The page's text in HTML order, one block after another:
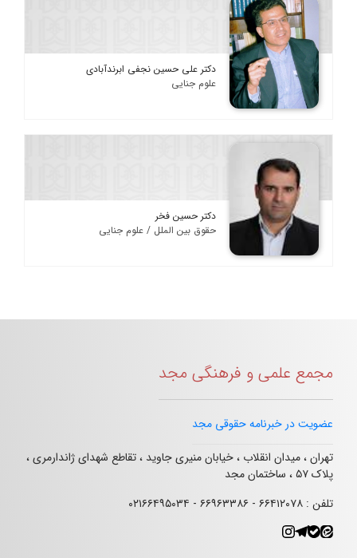
دکتر علی حسین نجفی ابرندآبادی
علوم جنایی
دکتر حسین فخر
حقوق بین الملل / علوم جنایی
مجمع علمی و فرهنگی مجد
عضویت در خبرنامه حقوقی مجد
تهران ، میدان انقلاب ، خیابان منیری جاوید ، تقاطع شهدای ژاندارمری ،
پلاک ۵۷ ، ساختمان مجد
تلفن : ۶۶۴۱۲۰۷۸ - ۶۶۹۶۳۳۸۶ - ۰۲۱۶۶۴۹۵۰۳۴